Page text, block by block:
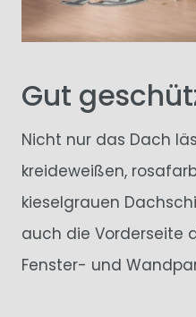
Gut
Nicht nur das Dach
kreideweißen,
kieselgrauen
auch die Vorderseite
Fenster- und